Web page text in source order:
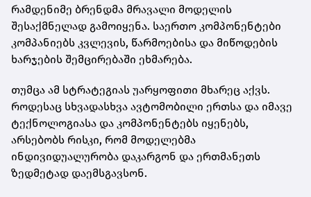
რამდენიმე ბრენდმა მრავალი მოდელის
შესაქმნელად გამოიყენა. საერთო კომპონენტები
კომპანიებს კვლევის, წარმოებისა და მიწოდების
ხარჯების შემცირებაში ეხმარება.
თუმცა ამ სტრატეგიას უარყოფითი მხარეც აქვს.
როდესაც სხვადასხვა ავტომობილი ერთსა და იმავე
ტექნოლოგიასა და კომპონენტებს იყენებს,
არსებობს რისკი, რომ მოდელებმა
ინდივიდუალურობა დაკარგონ და ერთმანეთს
ზედმეტად დაემსგავსონ.